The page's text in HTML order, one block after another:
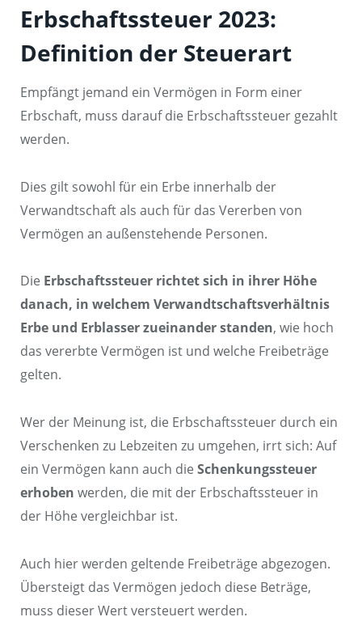
Erbschaftssteuer 2023:
Definition der Steuerart
Empfängt jemand ein Vermögen in Form einer
Erbschaft, muss darauf die Erbschaftssteuer gezahlt
werden.
Dies gilt sowohl für ein Erbe innerhalb der
Verwandtschaft als auch für das Vererben von
Vermögen an außenstehende Personen.
Die Erbschaftssteuer richtet sich in ihrer Höhe
danach, in welchem Verwandtschaftsverhältnis
Erbe und Erblasser zueinander standen, wie hoch
das vererbte Vermögen ist und welche Freibeträge
gelten.
Wer der Meinung ist, die Erbschaftssteuer durch ein
Verschenken zu Lebzeiten zu umgehen, irrt sich: Auf
ein Vermögen kann auch die Schenkungssteuer
erhoben werden, die mit der Erbschaftssteuer in
der Höhe vergleichbar ist.
Auch hier werden geltende Freibeträge abgezogen.
Übersteigt das Vermögen jedoch diese Beträge,
muss dieser Wert versteuert werden.